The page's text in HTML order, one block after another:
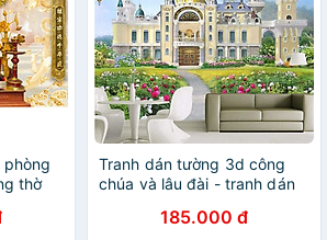
thờ
Tranh dán tường 3d công
chúa và lâu đài - tranh dán
185.000 đ